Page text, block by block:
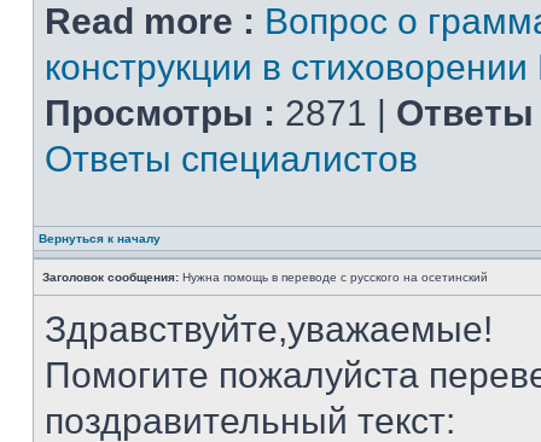
Read more : Вопрос о
конструкции в
Просмотры : 2871 | Ответы
Ответы специалистов
Вернуться к началу
Заголовок сообщения: Нужна помощь в переводе с русского на осетинский
Здравствуйте,уважаемые!
Помогите пожалуйста
поздравительный текст: